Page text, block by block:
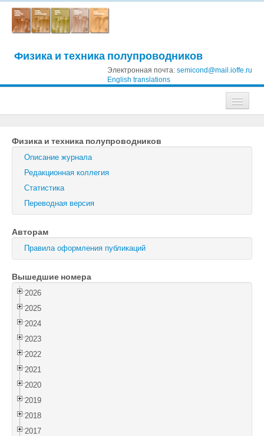
Физика и техника полупроводников
Электронная почта: semicond@mail.ioffe.ru
English translations
Журнал технической физики
Письма в Журнал технической физики
Физика твердого тела
Физика и техника полупроводников
Оптика и спектроскопия
Поиск
Войти
Физика и техника полупроводников
Описание журнала
Редакционная коллегия
Статистика
Переводная версия
Авторам
Правила оформления публикаций
Вышедшие номера
2026
2025
2024
2023
2022
2021
2020
2019
2018
2017